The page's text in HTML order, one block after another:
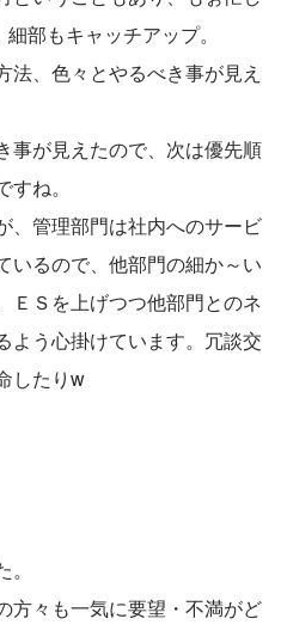
部もキャッチアップ。
、色々とやるべき事が見え
事が見えたので、次は優先順
ね。
、管理部門は社内へのサービ
いるので、他部門の細か～い
ＥＳを上げつつ他部門とのネ
よう心掛けています。冗談交
したりw
方々も一気に要望・不満がど